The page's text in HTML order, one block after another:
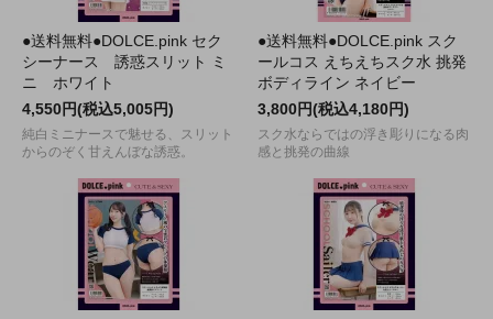
●送料無料●DOLCE.pink セク
シーナース 誘惑スリット ミ
ニ ホワイト
4,550円(税込5,005円)
純白ミニナースで魅せる、スリット
からのぞく甘えんぼな誘惑。
●送料無料●DOLCE.pink スク
ールコス えちえちスク水 挑発
ボディライン ネイビー
3,800円(税込4,180円)
スク水ならではの浮き彫りになる肉
感と挑発の曲線